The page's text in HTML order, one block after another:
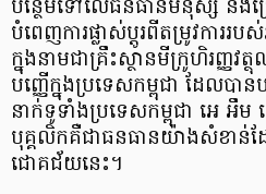
បន្ថែមទៅលើធនធានមនុស្ស និងប្រ
បំពេញការផ្លាស់ប្ដូរពីតម្រូវការ
ក្នុងនាមជាគ្រឹះស្ថានមីក្រូហិរញ្ញវ
បញ្ញើក្នុងប្រទេសកម្ពុជា ដែលបា
នាក់ទូទាំងប្រទេសកម្ពុជា អេ អឹម
បុគ្គលិកគឺជាធនធានយ៉ាងសំខាន់
ជោគជ័យនេះ។